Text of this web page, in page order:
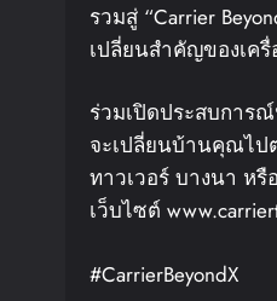
รวมสู่ “Carrier
เปลี่ยนสำคัญของเค
ร่วมเปิดประสบการ
จะเปลี่ยนบ้านคุณไปต
ทาวเวอร์ บางนา หรื
เว็บไซต์
#CarrierBeyondX